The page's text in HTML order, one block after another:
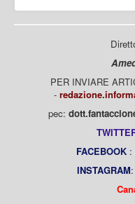
PER INVIARE
-
pec:
FACEBOOK :
INSTAGRAM: